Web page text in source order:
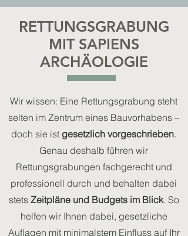
RETTUNGSGRABUNG
MIT SAPIENS
ARCHÄOLOGIE
Wir wissen: Eine Rettungsgrabung steht
selten im Zentrum eines Bauvorhabens –
doch sie ist gesetzlich vorgeschrieben.
Genau deshalb führen wir
Rettungsgrabungen fachgerecht und
professionell durch und behalten dabei
stets Zeitpläne und Budgets im Blick. So
helfen wir Ihnen dabei, gesetzliche
Auflagen mit minimalstem Einfluss auf Ihr